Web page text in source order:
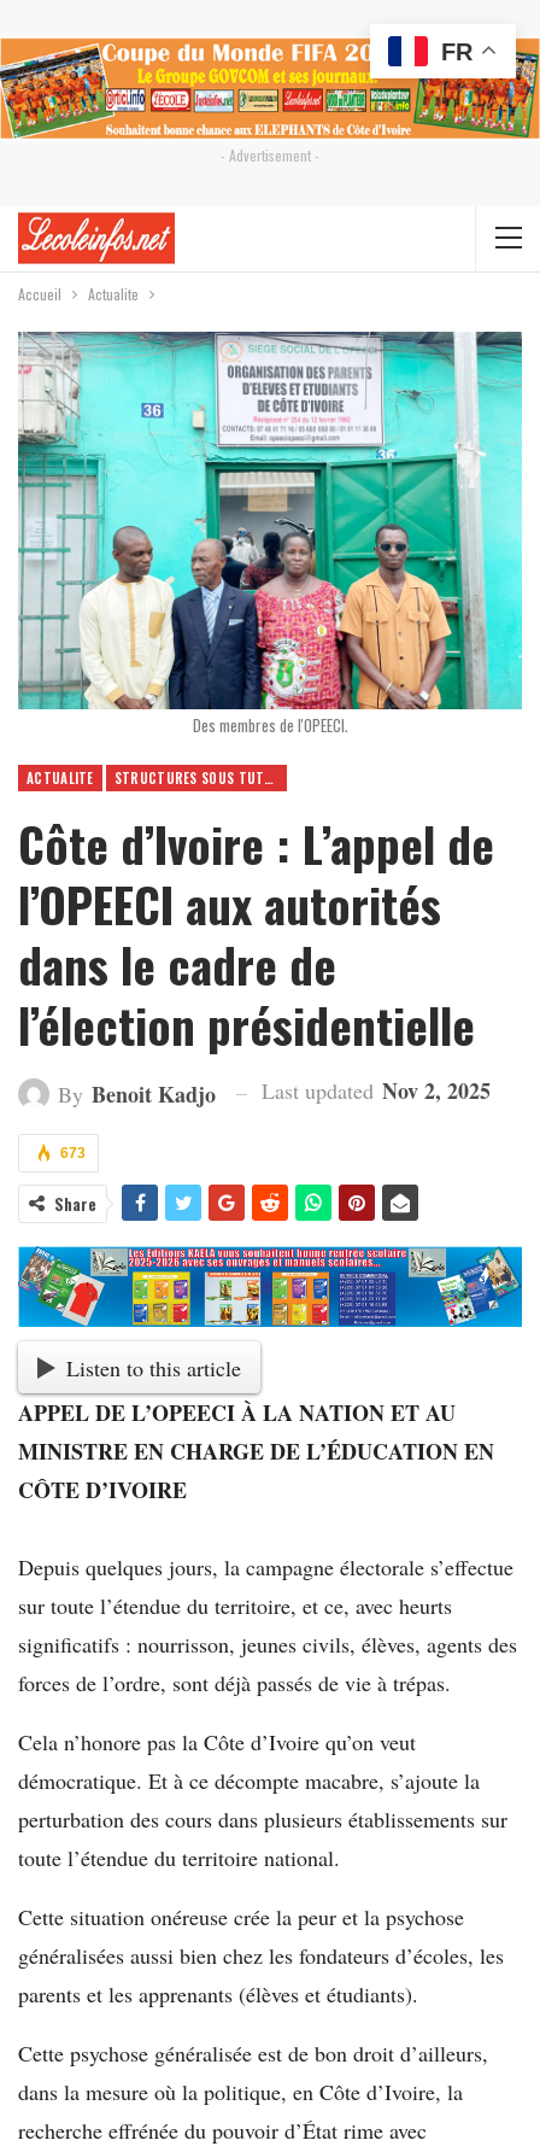
- Advertisement -
Accueil Actualite
Des membres de l'OPEECI.
ACTUALITE STRUCTURES SOUS TUTELLE
Côte d’Ivoire : L’appel de
l’OPEECI aux autorités
dans le cadre de
l’élection présidentielle
By Benoit Kadjo Last updated Nov 2, 2025
673
Share
Listen to this article
APPEL DE L’OPEECI À LA NATION ET AU
MINISTRE EN CHARGE DE L’ÉDUCATION EN
CÔTE D’IVOIRE
Depuis quelques jours, la campagne électorale s’effectue
sur toute l’étendue du territoire, et ce, avec heurts
significatifs : nourrisson, jeunes civils, élèves, agents des
forces de l’ordre, sont déjà passés de vie à trépas.
Cela n’honore pas la Côte d’Ivoire qu’on veut
démocratique. Et à ce décompte macabre, s’ajoute la
perturbation des cours dans plusieurs établissements sur
toute l’étendue du territoire national.
Cette situation onéreuse crée la peur et la psychose
généralisées aussi bien chez les fondateurs d’écoles, les
parents et les apprenants (élèves et étudiants).
Cette psychose généralisée est de bon droit d’ailleurs,
dans la mesure où la politique, en Côte d’Ivoire, la
recherche effrénée du pouvoir d’État rime avec
FR